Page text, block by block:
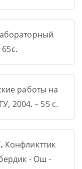
работы на
2004. – 55 с.
Конфликттик
- Ош -